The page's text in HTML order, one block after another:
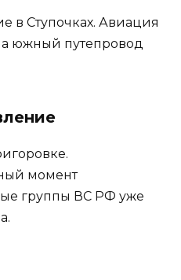
в Ступочках. Авиация
южный путепровод
момент
группы ВС РФ уже